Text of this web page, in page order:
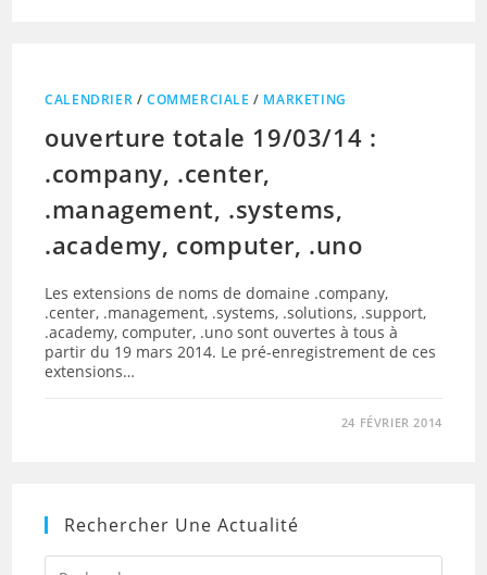
CALENDRIER /COMMERCIALE / MARKETING
ouverture totale 19/03/14 :
.company, .center,
.management, .systems,
.academy, computer, .uno
Les extensions de noms de domaine .company,
.center, .management, .systems, .solutions, .support,
.academy, computer, .uno sont ouvertes à tous à
partir du 19 mars 2014. Le pré-enregistrement de ces
extensions…
24 FÉVRIER 2014
Rechercher Une Actualité
Press